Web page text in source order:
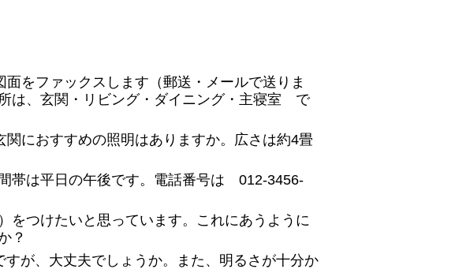
をファックスします（郵送・メールで送りま
は、玄関・リビング・ダイニング・主寝室 で
におすすめの照明はありますか。広さは約4畳
帯は平日の午後です。電話番号は 012-3456-
をつけたいと思っています。これにあうように
？
が、大丈夫でしょうか。また、明るさが十分か